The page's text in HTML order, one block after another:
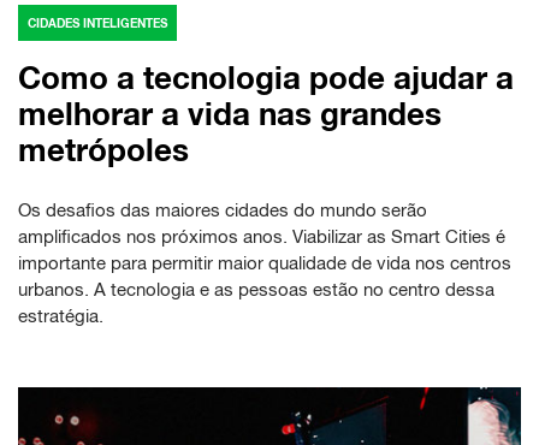
CIDADES INTELIGENTES
Como a tecnologia pode ajudar a
melhorar a vida nas grandes
metrópoles
Os desafios das maiores cidades do mundo serão
amplificados nos próximos anos. Viabilizar as Smart Cities é
importante para permitir maior qualidade de vida nos centros
urbanos. A tecnologia e as pessoas estão no centro dessa
estratégia.